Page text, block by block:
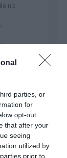
parties, or
for
opt-out
that after your
seeing
utilized by
prior to
n’a
2016 - 9
h 34 min